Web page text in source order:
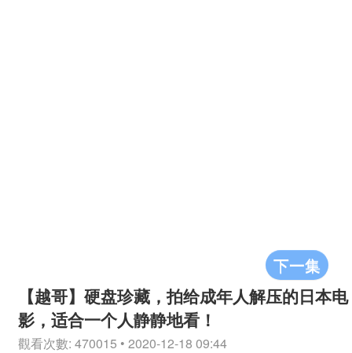
下一集
【越哥】硬盘珍藏，拍给成年人解压的日本电
影，适合一个人静静地看！
觀看次數: 470015 • 2020-12-18 09:44